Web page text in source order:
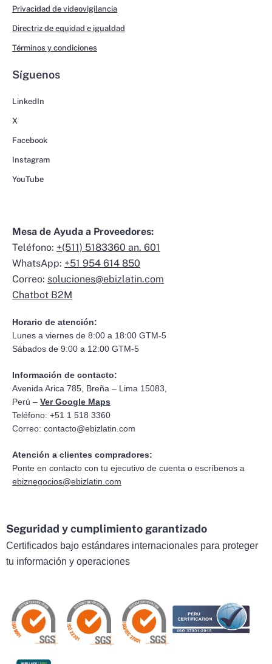
Privacidad de videovigilancia
Directriz de equidad e igualdad
Términos y condiciones
Síguenos
LinkedIn
X
Facebook
Instagram
YouTube
Mesa de Ayuda a Proveedores:
Teléfono: +(511) 5183360 an. 601
WhatsApp: +51 954 614 850
Correo: soluciones@ebizlatin.com
Chatbot B2M
Horario de atención:
Lunes a viernes de 8:00 a 18:00 GTM-5
Sábados de 9:00 a 12:00 GTM-5
Información de contacto:
Avenida Arica 785, Breña – Lima 15083,
Perú – Ver Google Maps
Teléfono: +51 1 518 3360
Correo: contacto@ebizlatin.com
Atención a clientes compradores:
Ponte en contacto con tu ejecutivo de cuenta o escríbenos a
ebiznegocios@ebizlatin.com
Seguridad y cumplimiento garantizado
Certificados bajo estándares internacionales para proteger
tu información y operaciones